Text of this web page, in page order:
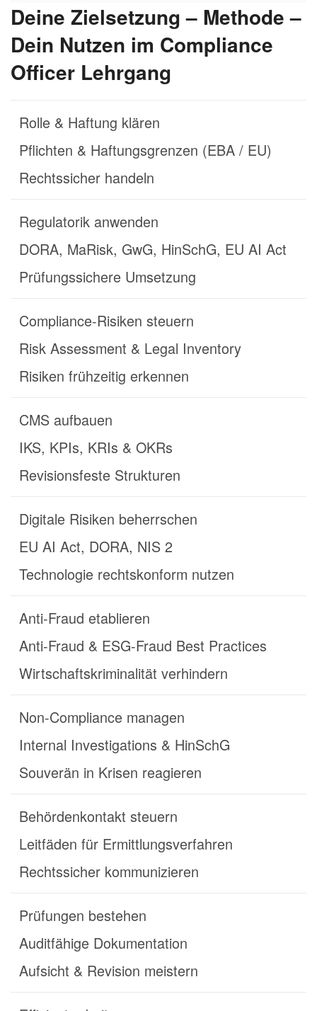
Deine Zielsetzung – Methode –
Dein Nutzen im Compliance
Officer Lehrgang
Rolle & Haftung klären
Pflichten & Haftungsgrenzen (EBA / EU)
Rechtssicher handeln
Regulatorik anwenden
DORA, MaRisk, GwG, HinSchG, EU AI Act
Prüfungssichere Umsetzung
Compliance-Risiken steuern
Risk Assessment & Legal Inventory
Risiken frühzeitig erkennen
CMS aufbauen
IKS, KPIs, KRIs & OKRs
Revisionsfeste Strukturen
Digitale Risiken beherrschen
EU AI Act, DORA, NIS 2
Technologie rechtskonform nutzen
Anti-Fraud etablieren
Anti-Fraud & ESG-Fraud Best Practices
Wirtschaftskriminalität verhindern
Non-Compliance managen
Internal Investigations & HinSchG
Souverän in Krisen reagieren
Behördenkontakt steuern
Leitfäden für Ermittlungsverfahren
Rechtssicher kommunizieren
Prüfungen bestehen
Auditfähige Dokumentation
Aufsicht & Revision meistern